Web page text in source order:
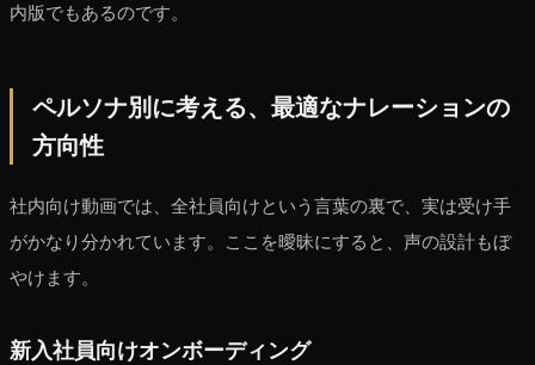
内版でもあるのです。
ペルソナ別に考える、最適なナレーションの
方向性
社内向け動画では、全社員向けという言葉の裏で、実は受け手
がかなり分かれています。ここを曖昧にすると、声の設計もぼ
やけます。
新入社員向けオンボーディング